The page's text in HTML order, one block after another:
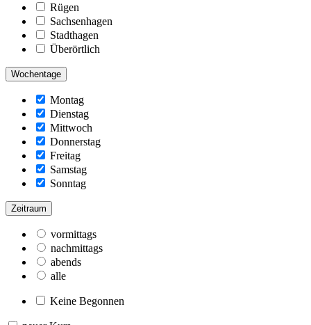
Rügen
Sachsenhagen
Stadthagen
Überörtlich
Wochentage
Montag
Dienstag
Mittwoch
Donnerstag
Freitag
Samstag
Sonntag
Zeitraum
vormittags
nachmittags
abends
alle
Keine Begonnen